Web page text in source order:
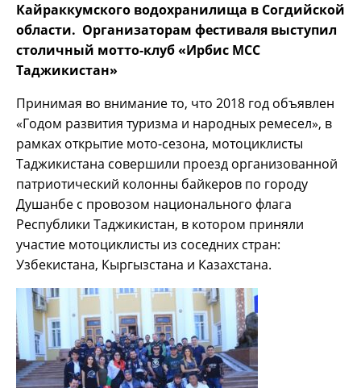
Кайраккумского водохранилища в Согдийской
области. Организаторам фестиваля выступил
столичный мотто-клуб «Ирбис МСС
Таджикистан»
Принимая во внимание то, что 2018 год объявлен
«Годом развития туризма и народных ремесел», в
рамках открытие мото-сезона, мотоциклисты
Таджикистана совершили проезд организованной
патриотический колонны байкеров по городу
Душанбе с провозом национального флага
Республики Таджикистан, в котором приняли
участие мотоциклисты из соседних стран:
Узбекистана, Кыргызстана и Казахстана.